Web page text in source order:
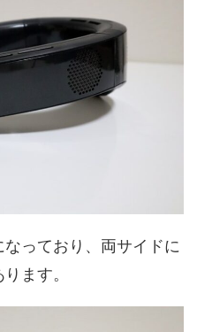
っており、両サイドに
ます。